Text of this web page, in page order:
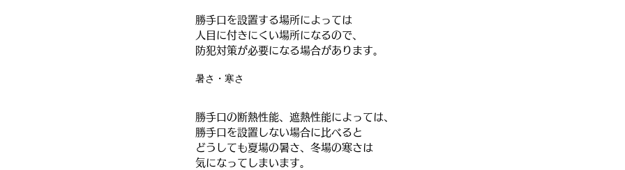
勝手口を設置する場所によっては
人目に付きにくい場所になるので、
防犯対策が必要になる場合があります。
暑さ・寒さ
勝手口の断熱性能、遮熱性能によっては、
勝手口を設置しない場合に比べると
どうしても夏場の暑さ、冬場の寒さは
気になってしまいます。